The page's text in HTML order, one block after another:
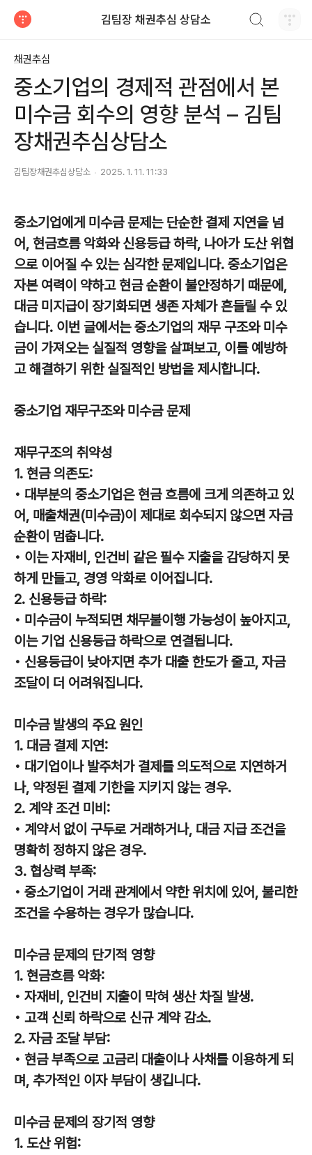
김팀장 채권추심 상담소
채권추심
중소기업의 경제적 관점에서 본
미수금 회수의 영향 분석 – 김팀
장채권추심상담소
김팀장채권추심상담소 2025. 1. 11. 11:33
중소기업에게 미수금 문제는 단순한 결제 지연을 넘
어, 현금흐름 악화와 신용등급 하락, 나아가 도산 위협
으로 이어질 수 있는 심각한 문제입니다. 중소기업은
자본 여력이 약하고 현금 순환이 불안정하기 때문에,
대금 미지급이 장기화되면 생존 자체가 흔들릴 수 있
습니다. 이번 글에서는 중소기업의 재무 구조와 미수
금이 가져오는 실질적 영향을 살펴보고, 이를 예방하
고 해결하기 위한 실질적인 방법을 제시합니다.
중소기업 재무구조와 미수금 문제
재무구조의 취약성
1. 현금 의존도:
• 대부분의 중소기업은 현금 흐름에 크게 의존하고 있
어, 매출채권(미수금)이 제대로 회수되지 않으면 자금
순환이 멈춥니다.
• 이는 자재비, 인건비 같은 필수 지출을 감당하지 못
하게 만들고, 경영 악화로 이어집니다.
2. 신용등급 하락:
• 미수금이 누적되면 채무불이행 가능성이 높아지고,
이는 기업 신용등급 하락으로 연결됩니다.
• 신용등급이 낮아지면 추가 대출 한도가 줄고, 자금
조달이 더 어려워집니다.
미수금 발생의 주요 원인
1. 대금 결제 지연:
• 대기업이나 발주처가 결제를 의도적으로 지연하거
나, 약정된 결제 기한을 지키지 않는 경우.
2. 계약 조건 미비:
• 계약서 없이 구두로 거래하거나, 대금 지급 조건을
명확히 정하지 않은 경우.
3. 협상력 부족:
• 중소기업이 거래 관계에서 약한 위치에 있어, 불리한
조건을 수용하는 경우가 많습니다.
미수금 문제의 단기적 영향
1. 현금흐름 악화:
• 자재비, 인건비 지출이 막혀 생산 차질 발생.
• 고객 신뢰 하락으로 신규 계약 감소.
2. 자금 조달 부담:
• 현금 부족으로 고금리 대출이나 사채를 이용하게 되
며, 추가적인 이자 부담이 생깁니다.
미수금 문제의 장기적 영향
1. 도산 위험: